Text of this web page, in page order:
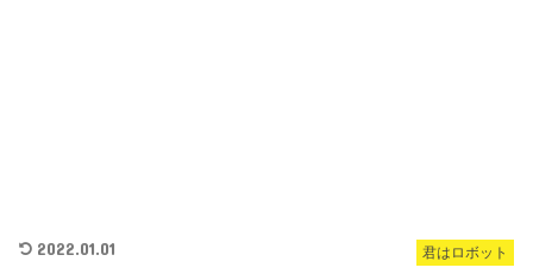
君はロボット
2022.01.01